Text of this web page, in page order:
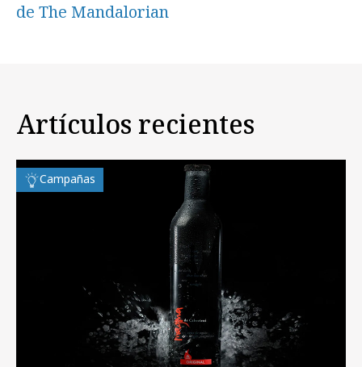
de The Mandalorian
Artículos recientes
Campañas